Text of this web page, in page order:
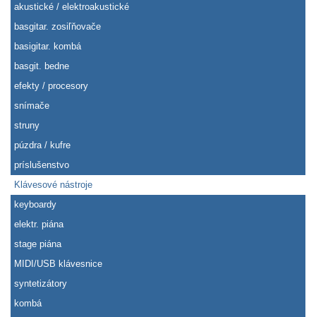
akustické / elektroakustické
basgitar. zosiľňovače
basigitar. kombá
basgit. bedne
efekty / procesory
snímače
struny
púzdra / kufre
príslušenstvo
Klávesové nástroje
keyboardy
elektr. piána
stage piána
MIDI/USB klávesnice
syntetizátory
kombá